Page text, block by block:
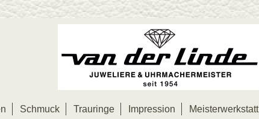
Schmuck Trauringe Impression Meisterwerkstatt